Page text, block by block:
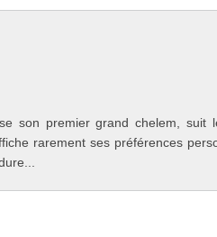
son pre­mi­er grand chelem, suit
rare­ment ses préfér­ences